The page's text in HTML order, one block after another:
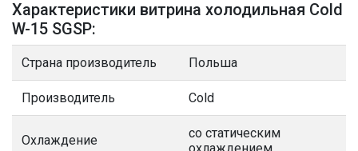
Характеристики витрина холодильная Cold
W-15 SGSP:
Страна производитель Польша
Производитель Cold
Охлаждение
со статическим